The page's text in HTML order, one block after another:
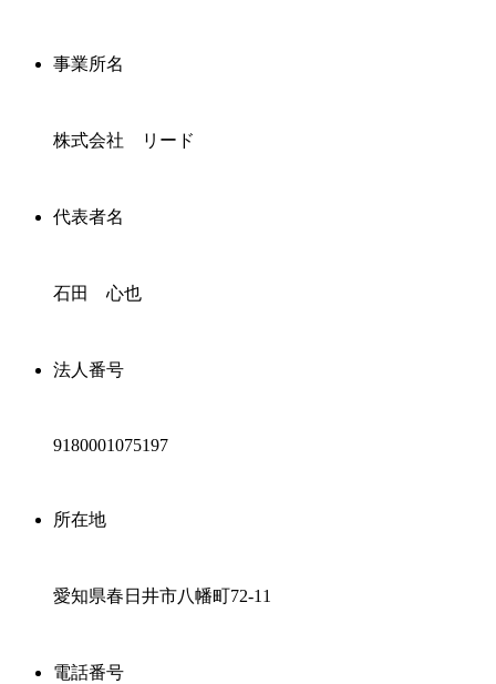
事業所名
株式会社 リード
代表者名
石田 心也
法人番号
9180001075197
所在地
愛知県春日井市八幡町72-11
電話番号